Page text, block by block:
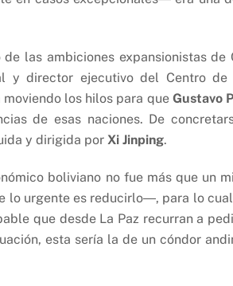
las ambiciones expansionistas de
y director ejecutivo del Centro de
los hilos para que Gustavo
de esas naciones. De
y dirigida por Xi Jinping.
boliviano no fue más que un
lo urgente es reducirlo―, para lo
que desde La Paz recurran a
esta sería la de un cóndor